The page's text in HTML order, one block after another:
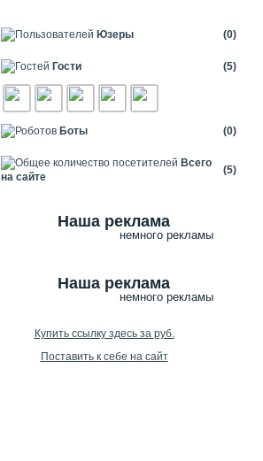
Юзеры (0)
Гости (5)
Боты (0)
Всего
на сайте
(5)
Наша реклама
немного рекламы
Наша реклама
немного рекламы
Купить ссылку здесь за руб.
Поставить к себе на сайт